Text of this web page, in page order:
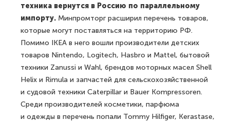
техника вернутся в Россию по параллельному
импорту. Минпромторг расширил перечень товаров,
которые могут поставляться на территорию РФ.
Помимо IKEA в него вошли производители детских
товаров Nintendo, Logitech, Hasbro и Mattel, бытовой
техники Zanussi и Wahl, брендов моторных масел Shell
Helix и Rimula и запчастей для сельскохозяйственной
и судовой техники Caterpillar и Bauer Kompressoren.
Среди производителей косметики, парфюма
и одежды в перечень попали Tommy Hilfiger, Kerastase,